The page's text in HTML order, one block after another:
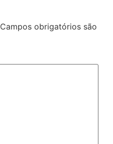
Campos obrigatórios são